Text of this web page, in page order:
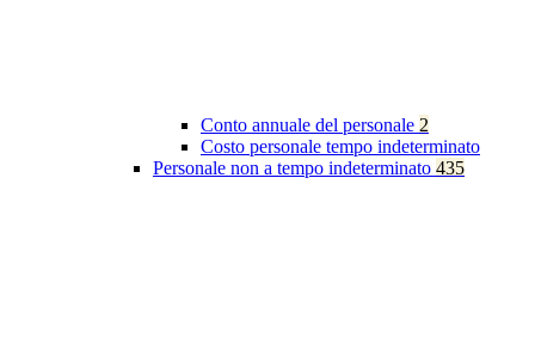
Conto annuale del personale 2
Costo personale tempo indeterminato
Personale non a tempo indeterminato 435